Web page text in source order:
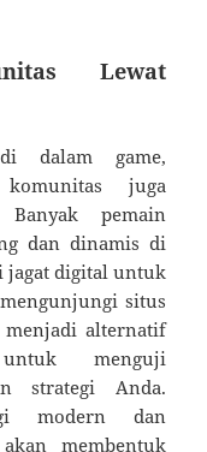
Lewat
dalam game,
juga
Banyak pemain
dan dinamis di
jagat digital untuk
situs
menjadi alternatif
menguji
strategi Anda.
modern dan
membentuk